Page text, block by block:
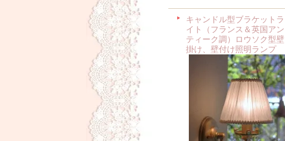
キャンドル型ブラケットラ
イト（フランス＆英国アン
ティーク調）ロウソク型壁
掛け、壁付け照明ランプ